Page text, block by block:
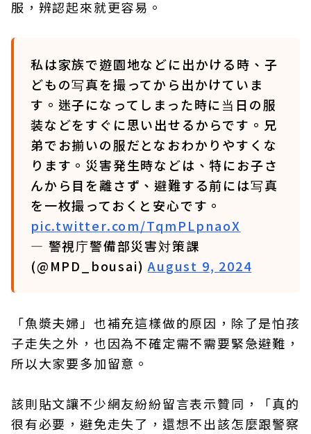
服，辨認起來就更容易。
私は家族で遊園地などに出かける時、子
どもの写真を撮ってから出かけていま
す。迷子になってしまった時に当日の服
装などをすぐに思い出せるからです。兄
弟でお揃いの服だとなおわかりやすくな
ります。災害発生時などは、特にお子さ
んから目を離さず、避難する前には写真
を一枚撮っておくと安心です。
pic.twitter.com/TqmPLpnaoX
— 警視庁警備部災害対策課
(@MPD_bousai)August 9, 2024
「魚漿夫婦」也補充這樣做的原因，除了是怕孩
子走失之外，也因為不確定需不需要緊急避難，
所以大家要多加留意。
該則貼文讓不少網友紛紛留言表示贊同，「真的
很有必要，避免走失了，還想不出該怎麼跟警察